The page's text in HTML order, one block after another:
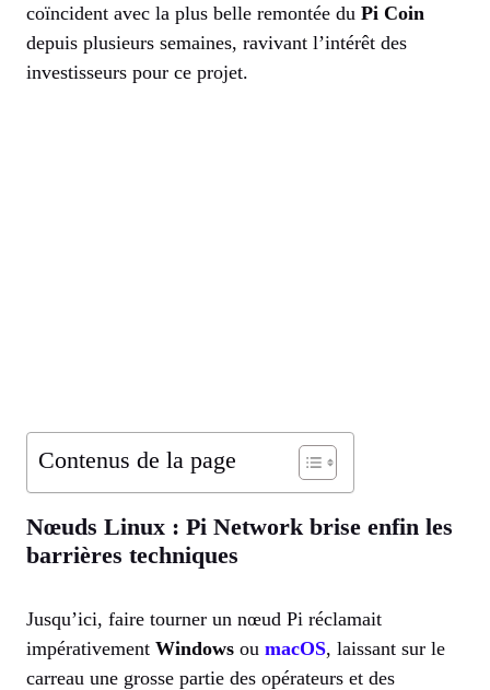
coïncident avec la plus belle remontée du Pi Coin
depuis plusieurs semaines, ravivant l’intérêt des
investisseurs pour ce projet.
Contenus de la page
Nœuds Linux : Pi Network brise enfin les
barrières techniques
Jusqu’ici, faire tourner un nœud Pi réclamait
impérativement Windows ou macOS, laissant sur le
carreau une grosse partie des opérateurs et des